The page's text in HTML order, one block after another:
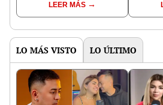
toma radical medida con
su relación
LEER MÁS
granja
LO MÁS VISTO LO ÚLTIMO